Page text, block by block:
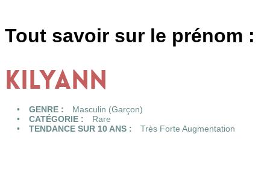
Tout savoir sur le prénom :
KILYANN
GENRE :
Masculin (Garçon)
CATÉGORIE :
Rare
TENDANCE SUR 10 ANS :
Très Forte Augmentation